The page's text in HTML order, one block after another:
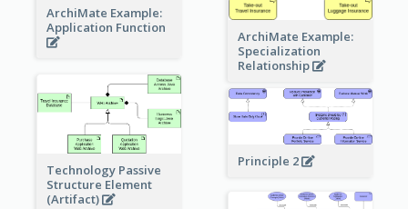
ArchiMate Example:
Application Function
ArchiMate Example:
Specialization
Relationship
Technology Passive
Structure Element
(Artifact)
Principle 2